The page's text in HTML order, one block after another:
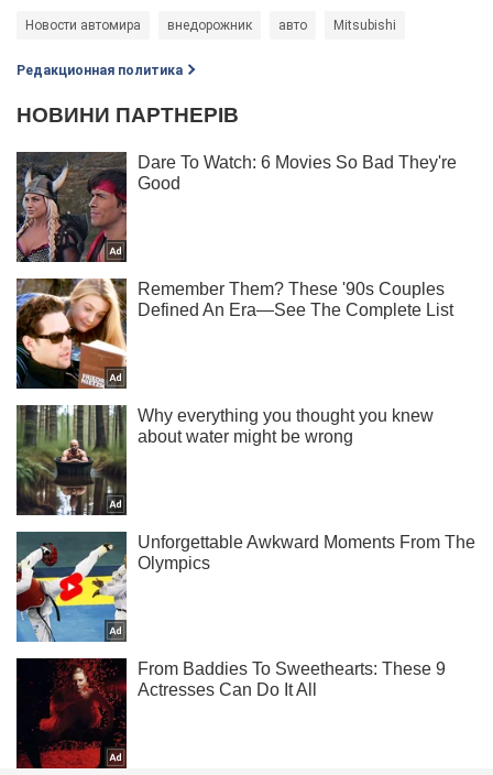
Новости автомира внедорожник авто Mitsubishi
Редакционная политика